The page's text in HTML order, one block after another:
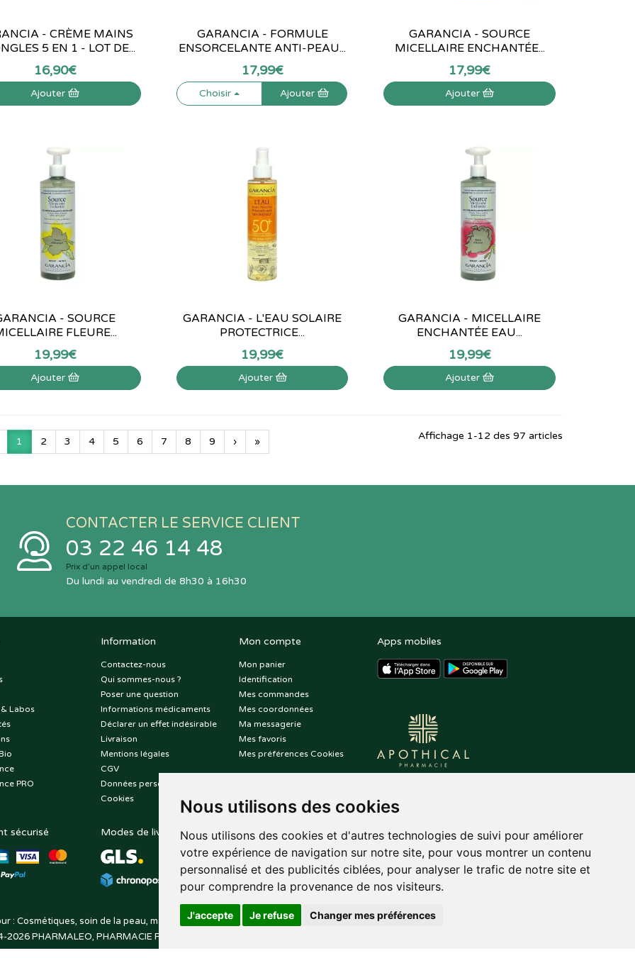
Nous utilisons des cookies
Nous utilisons des cookies et d'autres technologies de suivi pour améliorer
votre expérience de navigation sur notre site, pour vous montrer un contenu
personnalisé et des publicités ciblées, pour analyser le trafic de notre site et
pour comprendre la provenance de nos visiteurs.
J'accepte Je refuse Changer mes préférences
- CRÈME MAINS
5 EN 1 - LOT DE...
16,90€
Ajouter
GARANCIA - FORMULE
ENSORCELANTE ANTI-PEAU...
17,99€
Choisir Ajouter
GARANCIA - SOURCE
MICELLAIRE ENCHANTÉE...
17,99€
Ajouter
- SOURCE
FLEURE...
19,99€
Ajouter
GARANCIA - L'EAU SOLAIRE
PROTECTRICE...
19,99€
Ajouter
GARANCIA - MICELLAIRE
ENCHANTÉE EAU...
19,99€
Ajouter
1 2 3 4 5 6 7 8 9 › » Affichage 1-12 des 97 articles
CONTACTER LE SERVICE CLIENT
03 22 46 14 48
Prix d’un appel local
Du lundi au vendredi de 8h30 à 16h30
Labos
PRO
Information
Contactez-nous
Qui sommes-nous ?
Poser une question
Informations médicaments
Déclarer un effet indésirable
Livraison
Mentions légales
CGV
Données personnelles
Cookies
Mon compte
Mon panier
Identification
Mes commandes
Mes coordonnées
Ma messagerie
Mes favoris
Mes préférences Cookies
Apps mobiles
sécurisé Modes de livraison Suivez-nous sur
: Cosmétiques, soin de la peau, maquillage, toutes vos marques de beauté.
2026PHARMALEO, PHARMACIE PAQUE